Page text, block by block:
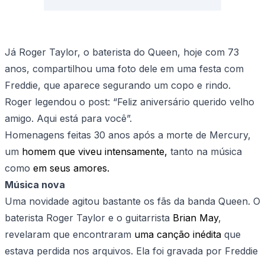
Já Roger Taylor, o baterista do Queen, hoje com 73
anos, compartilhou uma foto dele em uma festa com
Freddie, que aparece segurando um copo e rindo.
Roger legendou o post: “Feliz aniversário querido velho
amigo. Aqui está para você”.
Homenagens feitas 30 anos após a morte de Mercury,
um homem que viveu intensamente, tanto na música
como em seus amores.
Música nova
Uma novidade agitou bastante os fãs da banda Queen. O
baterista Roger Taylor e o guitarrista Brian May,
revelaram que encontraram uma canção inédita que
estava perdida nos arquivos. Ela foi gravada por Freddie